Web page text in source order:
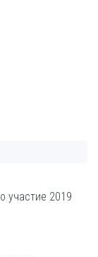
участие 2019